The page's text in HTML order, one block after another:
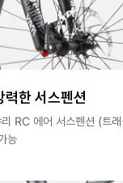
력한 서스펜션
RC 에어 서스펜션 (트
능